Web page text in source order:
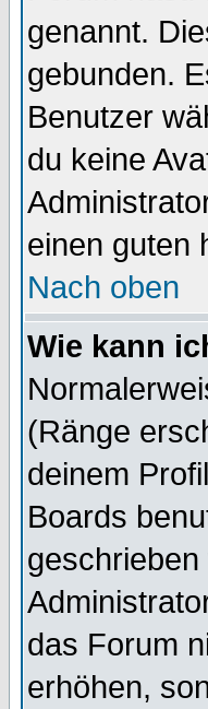
genannt.
gebunden.
Benutzer
du keine
einen guten
Nach oben
Wie kann
(Ränge
deinem
Boards
das Forum
erhöhen,